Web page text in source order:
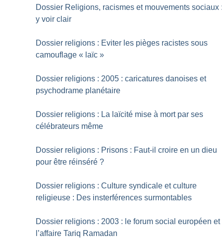
Dossier Religions, racismes et mouvements sociaux
y voir clair
Dossier religions : Eviter les pièges racistes sous
camouflage « laïc »
Dossier religions : 2005 : caricatures danoises et
psychodrame planétaire
Dossier religions : La laïcité mise à mort par ses
célébrateurs même
Dossier religions : Prisons : Faut-il croire en un dieu
pour être réinséré ?
Dossier religions : Culture syndicale et culture
religieuse : Des insterférences surmontables
Dossier religions : 2003 : le forum social européen et
l’affaire Tariq Ramadan